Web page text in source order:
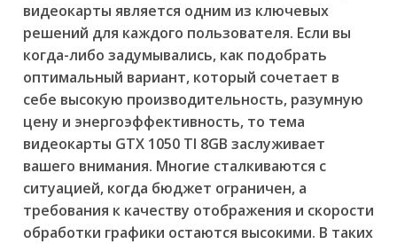
видеокарты является одним из ключевых
решений для каждого пользователя. Если вы
когда-либо задумывались, как подобрать
оптимальный вариант, который сочетает в
себе высокую производительность, разумную
цену и энергоэффективность, то тема
видеокарты GTX 1050 TI 8GB заслуживает
вашего внимания. Многие сталкиваются с
ситуацией, когда бюджет ограничен, а
требования к качеству отображения и скорости
обработки графики остаются высокими. В таких